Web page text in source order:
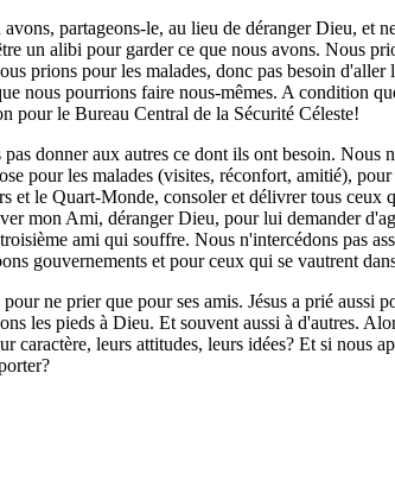
partageons-le, au lieu de déranger Dieu, et
un alibi pour garder ce que nous avons. Nous
prions pour les malades, donc pas besoin
nous pourrions faire nous-mêmes. A condition
pour le Bureau Central de la Sécurité Céleste!
donner aux autres ce dont ils ont besoin.
pour les malades (visites, réconfort, amitié),
et le Quart-Monde, consoler et délivrer tous
mon Ami, déranger Dieu, pour lui demander
ami qui souffre. Nous n'intercédons pas
gouvernements et pour ceux qui se vautrent
ne prier que pour ses amis. Jésus a prié
les pieds à Dieu. Et souvent aussi à d'autres.
caractère, leurs attitudes, leurs idées? Et si nous